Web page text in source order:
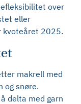
over
eller
kvoteåret 2025.
makrell med
og snøre.
delta med garn